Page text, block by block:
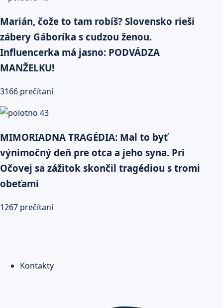
Marián, čože to tam robíš? Slovensko rieši
zábery Gáboríka s cudzou ženou.
Influencerka má jasno: PODVÁDZA
MANŽELKU!
3166 prečítaní
MIMORIADNA TRAGÉDIA: Mal to byť
výnimočný deň pre otca a jeho syna. Pri
Očovej sa zážitok skončil tragédiou s tromi
obeťami
1267 prečítaní
Kontakty